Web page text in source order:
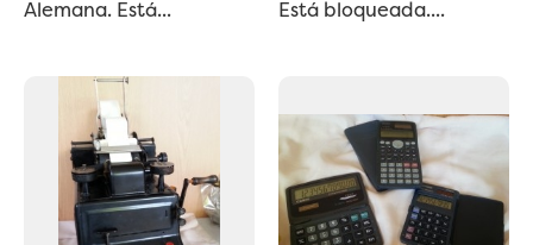
Alemana. Está...
Está bloqueada....